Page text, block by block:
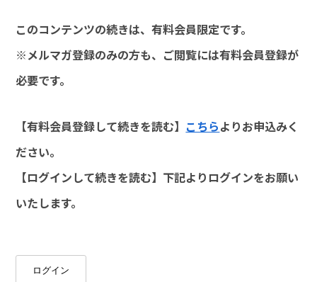
このコンテンツの続きは、有料会員限定です。
※メルマガ登録のみの方も、ご閲覧には有料会員登録が
必要です。
【有料会員登録して続きを読む】 こちらよりお申込みく
ださい。
【ログインして続きを読む】下記よりログインをお願い
いたします。
ログイン